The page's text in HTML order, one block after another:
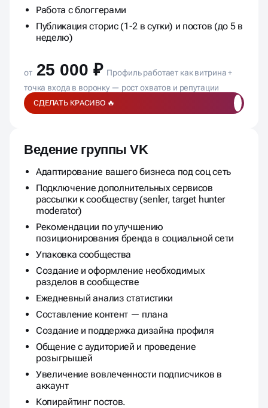
Работа с блоггерами
Публикация сторис (1-2 в сутки) и постов (до 5 в
неделю)
от 25 000 ₽ Профиль работает как витрина +
точка входа в воронку — рост охватов и репутации
СДЕЛАТЬ КРАСИВО 🔥
Ведение группы VK
Адаптирование вашего бизнеса под соц сеть
Подключение дополнительных сервисов
рассылки к сообществу (senler, target hunter
moderator)
Рекомендации по улучшению
позиционирования бренда в социальной сети
Упаковка сообщества
Создание и оформление необходимых
разделов в сообществе
Ежедневный анализ статистики
Составление контент — плана
Создание и поддержка дизайна профиля
Общение с аудиторией и проведение
розыгрышей
Увеличение вовлеченности подписчиков в
аккаунт
Копирайтинг постов.